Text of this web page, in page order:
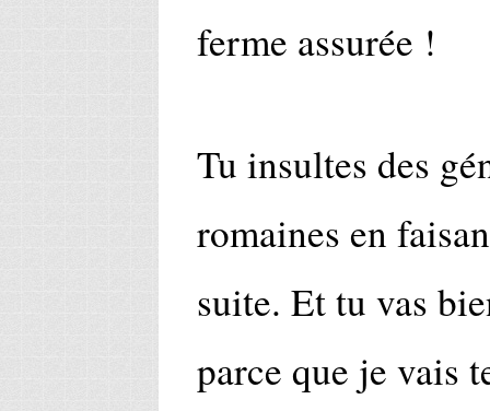
ferme assurée !
Tu insultes des
romaines en
suite. Et tu vas
parce que je vais